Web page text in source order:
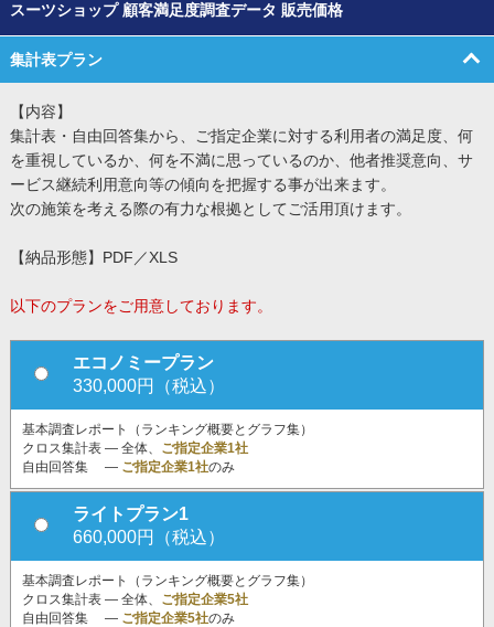
スーツショップ 顧客満足度調査データ 販売価格
集計表プラン
【内容】
集計表・自由回答集から、ご指定企業に対する利用者の満足度、何
を重視しているか、何を不満に思っているのか、他者推奨意向、サ
ービス継続利用意向等の傾向を把握する事が出来ます。
次の施策を考える際の有力な根拠としてご活用頂けます。
【納品形態】PDF／XLS
以下のプランをご用意しております。
エコノミープラン
330,000円（税込）
基本調査レポート（ランキング概要とグラフ集）
クロス集計表 ― 全体、 ご指定企業1社
自由回答集 ― ご指定企業1社のみ
ライトプラン1
660,000円（税込）
基本調査レポート（ランキング概要とグラフ集）
クロス集計表 ― 全体、 ご指定企業5社
自由回答集 ― ご指定企業5社のみ